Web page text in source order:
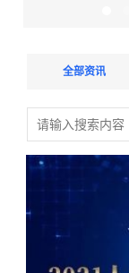
全部资讯